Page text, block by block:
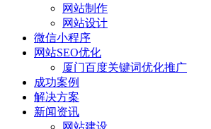
网站制作
网站设计
微信小程序
网站SEO优化
厦门百度关键词优化推广
成功案例
解决方案
新闻资讯
网站建设